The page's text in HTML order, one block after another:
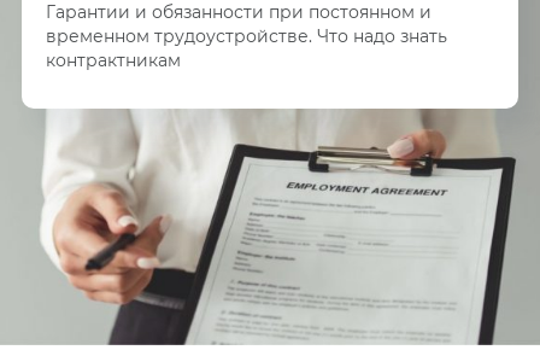
Гарантии и обязанности при постоянном и
временном трудоустройстве. Что надо знать
контрактникам